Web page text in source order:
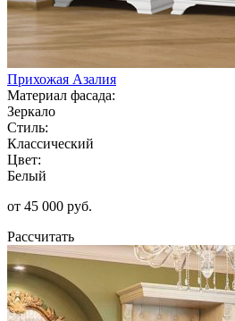
Прихожая Азалия
Материал фасада:
Зеркало
Стиль:
Классический
Цвет:
Белый
от 45 000 руб.
Рассчитать